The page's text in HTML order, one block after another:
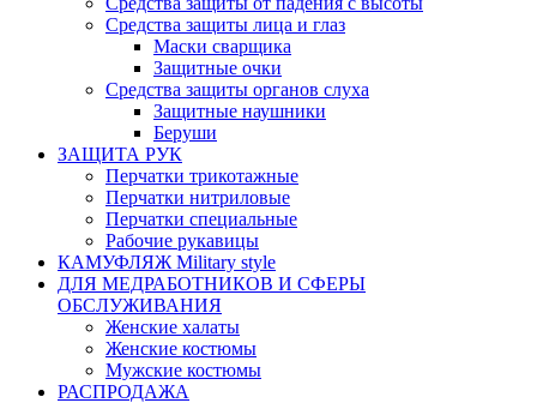
Средства защиты лица и глаз
Маски сварщика
Защитные очки
Средства защиты органов слуха
Защитные наушники
Беруши
ЗАЩИТА РУК
Перчатки трикотажные
Перчатки нитриловые
Перчатки специальные
Рабочие рукавицы
КАМУФЛЯЖ Military style
ДЛЯ МЕДРАБОТНИКОВ И СФЕРЫ
ОБСЛУЖИВАНИЯ
Женские халаты
Женские костюмы
Мужские костюмы
РАСПРОДАЖА